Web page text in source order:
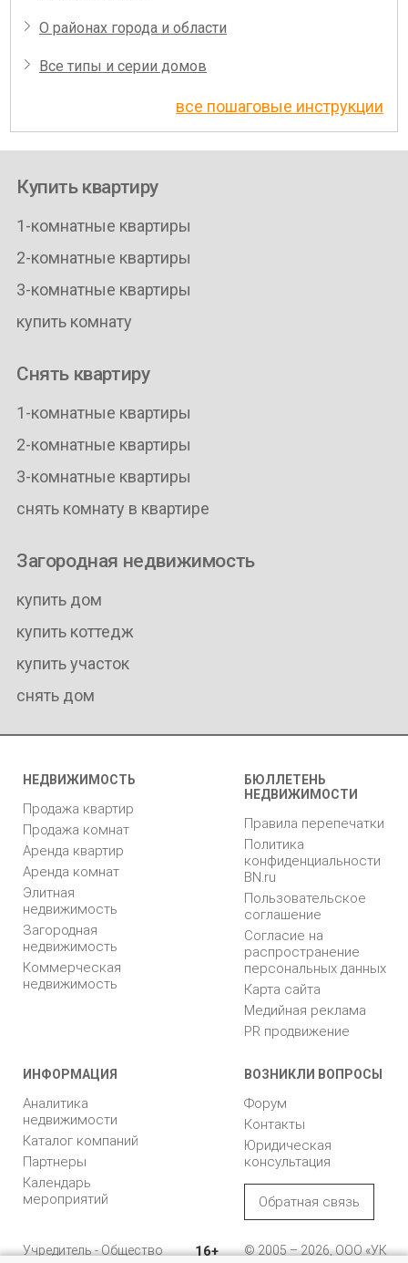
О районах города и области
Все типы и серии домов
все пошаговые инструкции
Купить квартиру
1-комнатные квартиры
2-комнатные квартиры
3-комнатные квартиры
купить комнату
Снять квартиру
1-комнатные квартиры
2-комнатные квартиры
3-комнатные квартиры
снять комнату в квартире
Загородная недвижимость
купить дом
купить коттедж
купить участок
снять дом
НЕДВИЖИМОСТЬ
Продажа квартир
Продажа комнат
Аренда квартир
Аренда комнат
Элитная
недвижимость
Загородная
недвижимость
Коммерческая
недвижимость
БЮЛЛЕТЕНЬ
НЕДВИЖИМОСТИ
Правила перепечатки
Политика
конфиденциальности
BN.ru
Пользовательское
соглашение
Согласие на
распространение
персональных данных
Карта сайта
Медийная реклама
PR продвижение
ИНФОРМАЦИЯ
Аналитика
недвижимости
Каталог компаний
Партнеры
Календарь
мероприятий
ВОЗНИКЛИ ВОПРОСЫ
Форум
Контакты
Юридическая
консультация
Обратная связь
Учредитель - Общество
16+
© 2005 – 2026, ООО «УК